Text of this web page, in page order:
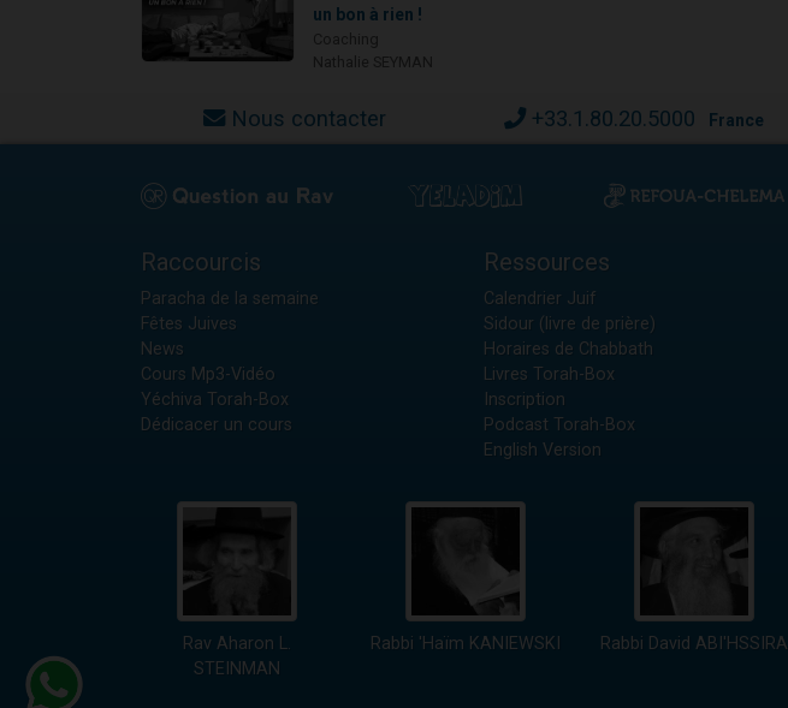
un bon à rien !
Nous contacter +33.1.80.20.5000 France
Raccourcis
Paracha de la semaine
Fêtes Juives
News
Cours Mp3-Vidéo
Yéchiva Torah-Box
Dédicacer un cours
Ressources
Calendrier Juif
Sidour (livre de prière)
Horaires de Chabbath
Livres Torah-Box
Inscription
Podcast Torah-Box
English Version
Rav Aharon L.
STEINMAN
Rabbi 'Haïm KANIEWSKI Rabbi David ABI'HSSIRA